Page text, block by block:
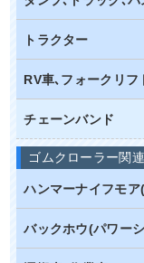
トラクター
RV車､フォークリフ
チェーンバンド
ゴムクローラー関
ハンマーナイフモ
バックホウ(パワー